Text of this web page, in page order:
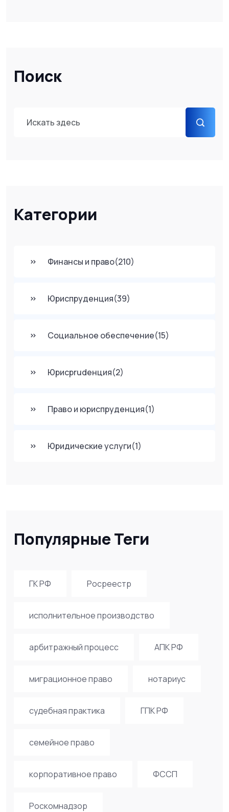
Поиск
Категории
Финансы и право(210)
Юриспруденция(39)
Социальное обеспечение(15)
Юрисprudенция(2)
Право и юриспруденция(1)
Юридические услуги(1)
Популярные Теги
ГК РФ Росреестр
исполнительное производство
арбитражный процесс АПК РФ
миграционное право нотариус
судебная практика ГПК РФ
семейное право
корпоративное право ФССП
Роскомнадзор